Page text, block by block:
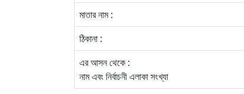
মাতার নাম :
ঠিকানা :
এর আসন থেকে :
নাম এবং নির্বাচনী এলাকা সংখ্যা